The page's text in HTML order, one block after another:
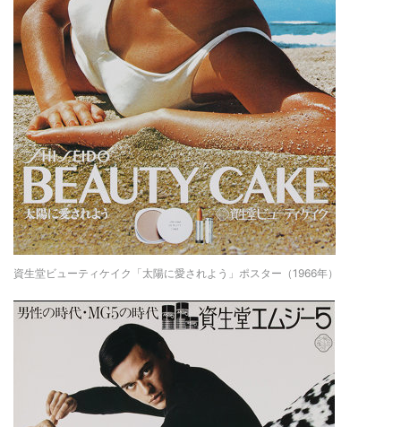
資生堂ビューティケイク「太陽に愛されよう」ポスター（1966年）